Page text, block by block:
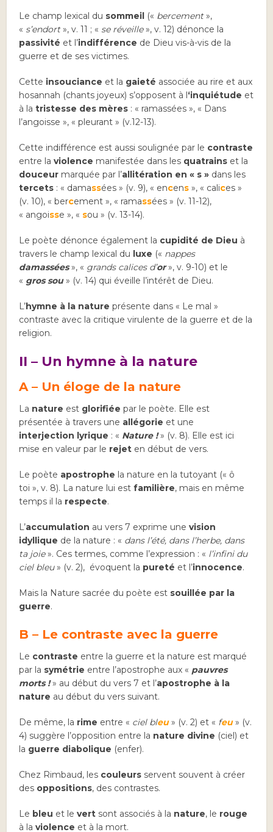
Le champ lexical du sommeil (« bercement»,
« s’endort», v. 11 ; « se réveille», v. 12) dénonce la
passivité et l’indifférence de Dieu vis-à-vis de la
guerre et de ses victimes.
Cette insouciance et la gaieté associée au rire et aux
hosannah (chants joyeux) s’opposent à l‘inquiétude et
à latristesse des mères : « ramassées », « Dans
l’angoisse », « pleurant » (v.12-13).
Cette indifférence est aussi soulignée par le contraste
entre laviolence manifestée dans les quatrains et la
douceur marquée par l’allitération en « s » dans les
tercets : « damassées » (v. 9), « encens », « calices »
(v. 10), « bercement », « ramassées » (v. 11-12),
« angoisse », « sou » (v. 13-14).
Le poète dénonce également la cupidité de Dieu à
travers le champ lexical du luxe (« nappes
damassées», « grands calices d’or», v. 9-10) et le
« gros sou» (v. 14) qui éveille l’intérêt de Dieu.
L’hymne à la nature présente dans « Le mal »
contraste avec la critique virulente de la guerre et de la
religion.
II – Un hymne à la nature
A – Un éloge de la nature
La nature est glorifiée par le poète. Elle est
présentée à travers une allégorie et une
interjection lyrique : « Nature !» (v. 8). Elle est ici
mise en valeur par le rejet en début de vers.
Le poète apostrophe la nature en la tutoyant (« ô
toi », v. 8). La nature lui estfamilière, mais en même
temps il la respecte.
L’accumulation au vers 7 exprime unevision
idyllique de la nature : « dans l’été, dans l’herbe, dans
ta joie». Ces termes, comme l’expression : « l’infini du
ciel bleu» (v. 2), évoquent la pureté et l’innocence.
Mais la Nature sacrée du poète est souillée par la
guerre.
B – Le contraste avec la guerre
Le contraste entre la guerre et la nature est marqué
par la symétrie entre l’apostrophe aux « pauvres
morts !» au début du vers 7 et l’apostrophe à la
nature au début du vers suivant.
De même, la rime entre « ciel bleu» (v. 2) et « feu» (v.
4) suggère l’opposition entre la nature divine (ciel) et
la guerre diabolique (enfer).
Chez Rimbaud, les couleurs servent souvent à créer
des oppositions, des contrastes.
Le bleu et levert sont associés à la nature, le rouge
à laviolence et à la mort.